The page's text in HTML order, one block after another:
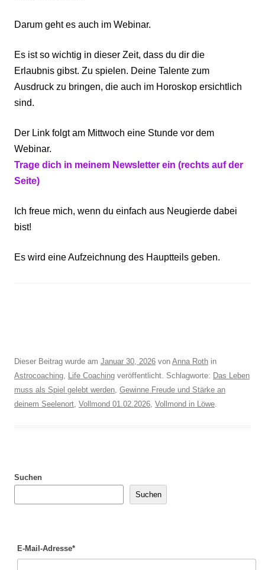
Darum geht es auch im Webinar.
Es ist so wichtig in dieser Zeit, dass du dir die
Erlaubnis gibst. Zu spielen. Deine Talente zum
Ausdruck zu bringen, die auch im Horoskop ersichtlich
sind.
Der Link folgt am Mittwoch eine Stunde vor dem
Webinar.
Trage dich in meinem Newsletter ein (rechts auf der
Seite)
Ich freue mich, wenn du einfach aus Neugierde dabei
bist!
Es wird eine Aufzeichnung des Hauptteils geben.
Dieser Beitrag wurde am Januar 30, 2026 von Anna Roth in
Astrocoaching, Life Coaching veröffentlicht. Schlagworte: Das Leben
muss als Spiel gelebt werden, Gewinne Freude und Stärke an
deinem Seelenort, Vollmond 01.02.2026, Vollmond in Löwe.
Suchen
Suchen
E-Mail-Adresse*